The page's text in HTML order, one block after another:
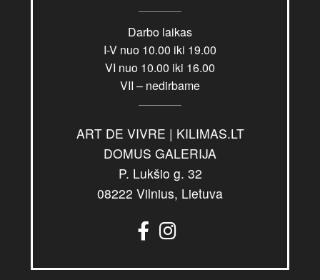
Darbo laikas
I-V nuo 10.00 iki 19.00
VI nuo 10.00 iki 16.00
VII – nedirbame
ART DE VIVRE | KILIMAS.LT
DOMUS GALERIJA
P. Lukšio g. 32
08222 Vilnius, Lietuva